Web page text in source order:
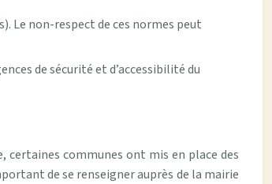
Le non-respect de ces normes peut
de sécurité et d’accessibilité du
certaines communes ont mis en place des
de se renseigner auprès de la mairie